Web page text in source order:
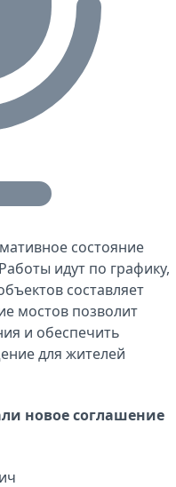
состояние
идут по графику,
составляет
мостов позволит
и обеспечить
для жителей
новое соглашение